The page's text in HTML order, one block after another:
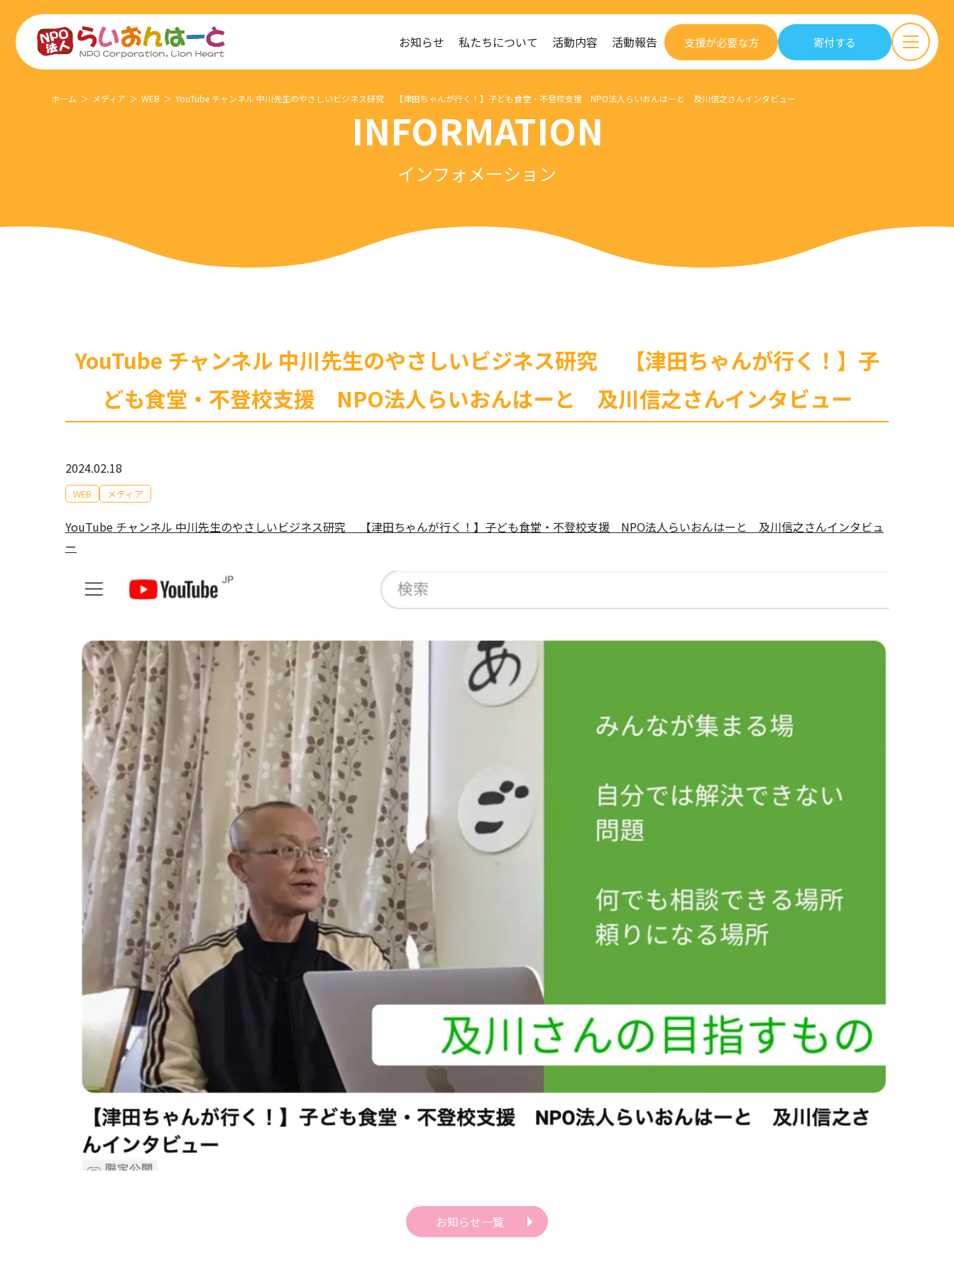
お知らせ 私たちについて 活動内容 活動報告 支援が必要な方 寄付する
ホーム メディア WEB YouTube チャンネル 中川先生のやさしいビジネス研究 【津田ちゃんが行く！】子ども食堂・不登校支援 NPO法人らいおんはーと 及川信之さんインタビュー
INFORMATION
インフォメーション
YouTube チャンネル 中川先生のやさしいビジネス研究 【津田ちゃんが行く！】子
ども食堂・不登校支援 NPO法人らいおんはーと 及川信之さんインタビュー
2024.02.18
WEB メディア
YouTube チャンネル 中川先生のやさしいビジネス研究 【津田ちゃんが行く！】子ども食堂・不登校支援 NPO法人らいおんはーと 及川信之さんインタビュ
ー
お知らせ一覧